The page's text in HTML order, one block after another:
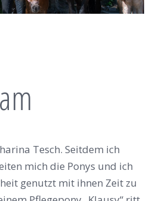
Tesch. Seitdem ich
mich die Ponys und ich
genutzt mit ihnen Zeit zu